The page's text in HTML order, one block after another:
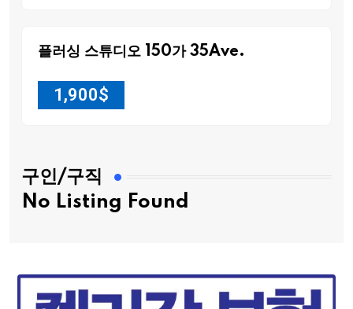
플러싱 스튜디오 150가 35Ave.
1,900$
구인/구직
No Listing Found